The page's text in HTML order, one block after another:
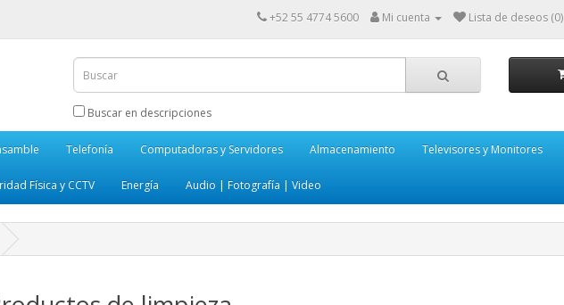
+52 55 4774 5600 Mi cuenta Lista de deseos (0)
Buscar en descripciones
Telefonía Computadoras y Servidores Almacenamiento Televisores y Monitores
Física y CCTV Energía Audio | Fotografía | Video